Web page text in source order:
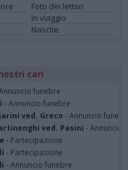
Foto dei lettori
In viaggio
Nascite
cari
funebre
- Annuncio funebre
ved. Greco - Annuncio funebre
ved. Pasini - Annuncio
- Partecipazione
- Partecipazione
- Annuncio funebre